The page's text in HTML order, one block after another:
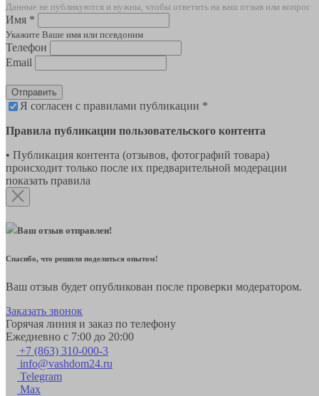
Данные не публикуются и нужны, чтобы ответить на ваш отзыв или вопрос
Имя *
Укажите Ваше имя или псевдоним
Телефон
Email
Отправить
Я согласен с правилами публикации *
Правила публикации пользовательского контента
• Публикация контента (отзывов, фотографий товара)
происходит только после их предварительной модерации
показать правила
Ваш отзыв отправлен!
Спасибо, что решили поделиться опытом!
Ваш отзыв будет опубликован после проверки модератором.
Заказать звонок
Горячая линия и заказ по телефону
Ежедневно с 7:00 до 20:00
+7 (863) 310-000-3
info@vashdom24.ru
Telegram
Max